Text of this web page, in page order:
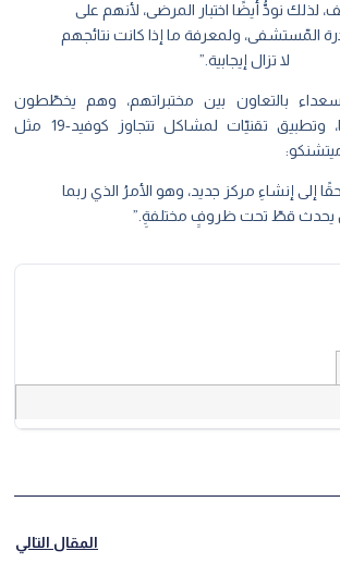
لذلك نودُّ أيضًا اختبار المرضى، لأنهم على
المّستشفى، ولمعرفة ما إذا كانت نتائجهم
لا تزال إيجابية.”
سعداء بالتعاون بين مختبراتهم، وهم يخطّطون
لمواصلة العمل معًا، وتطبيق تقنيّات لمشاكل تتجاوز كوفيد-19 مثل
إلى إنشاءِ مركز جديد، وهو الأمرُ الذي ربما
يحدث قطّ تحت ظروفِِ مختلفةِِ.”
المقال التالي